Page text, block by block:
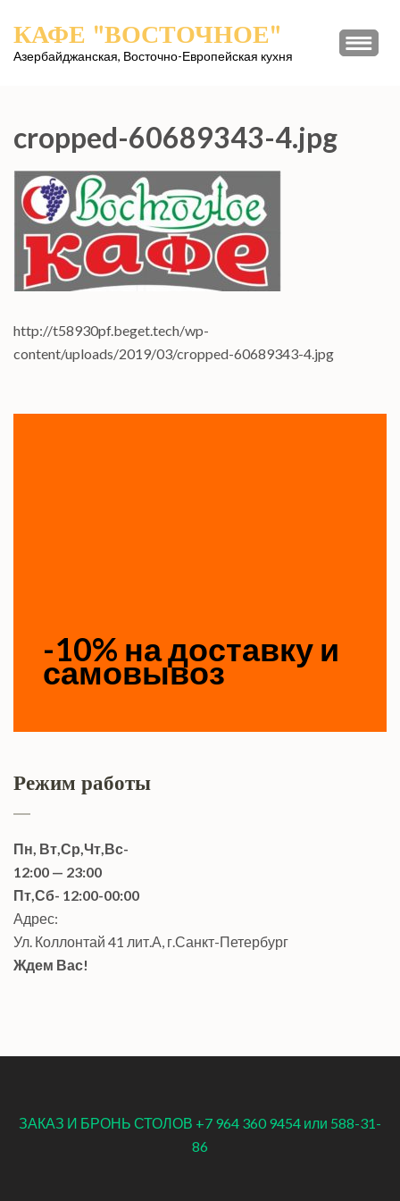
содержимому
КАФЕ "ВОСТОЧНОЕ"
Азербайджанская, Восточно-Европейская кухня
cropped-60689343-4.jpg
http://t58930pf.beget.tech/wp-
content/uploads/2019/03/cropped-60689343-4.jpg
-10% на доставку и
самовывоз
Режим работы
Пн, Вт,Ср,Чт,Вс-
12:00 — 23:00
Пт,Сб- 12:00-00:00
Адрес:
Ул. Коллонтай 41 лит.А, г.Санкт-Петербург
Ждем Вас!
ЗАКАЗ И БРОНЬ СТОЛОВ +7 964 360 9454 или 588-31-
86